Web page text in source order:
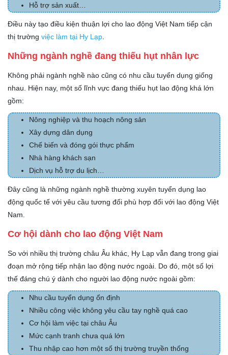
Hỗ trợ sản xuất…
Điều này tạo điều kiện thuận lợi cho lao động Việt Nam tiếp cận
thị trường việc làm tại Hy Lạp
Những ngành nghề đang thiếu hụt nhân lực
Không phải ngành nghề nào cũng có nhu cầu tuyển dụng giống
nhau. Hiện nay, một số lĩnh vực đang thiếu hụt lao động khá lớn
gồm:
Nông nghiệp và thu hoạch nông sản
Xây dựng dân dụng
Chế biến và đóng gói thực phẩm
Nhà hàng khách sạn
Dịch vụ hỗ trợ du lịch…
Đây cũng là những ngành nghề thường xuyên tuyển dụng lao
động quốc tế với yêu cầu tương đối phù hợp đối với lao động Việt
Nam.
Cơ hội dành cho lao động Việt Nam
So với nhiều thị trường châu Âu khác, Hy Lạp vẫn đang trong giai
đoạn mở rộng tiếp nhận lao động nước ngoài. Do đó, một số lợi
thế đáng chú ý dành cho người lao động nước ngoài gồm:
Nhu cầu tuyển dụng ổn định
Nhiều công việc không yêu cầu tay nghề quá cao
Cơ hội làm việc tại châu Âu
Mức cạnh tranh chưa quá lớn
Thu nhập cao hơn một số thị trường truyền thống